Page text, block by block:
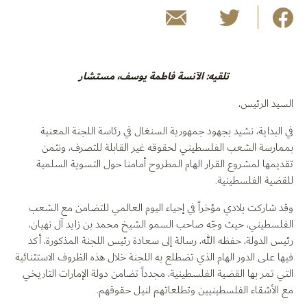
تلقيه: الآنسة فاطمة يوسف، مستشار
السيد الرئيس،
في البداية، نشيد بجهود جمهورية السنغال في رئاسة اللجنة المعنية
بممارسة الشعب الفلسطيني لحقوقه غير القابلة للتصرف، ونثمن
تقديمها لمشروع القرار الهام المطروح أمامنا حول التسوية السلمية
للقضية الفلسطينية.
وقد شاركت بلادي مؤخراً في إحياء اليوم العالمي للتضامن مع الشعب
الفلسطيني، حيث وجّه صاحب السمو الشيخ محمد بن زايد آل نهيان،
رئيس الدولة، حفظه الله، رسالة إلى سعادة رئيس اللجنة المذكورة، أكد
فيها على الدور الهام الذي تضطلع به اللجنة خلال هذه الظروف الاستثنائية
التي تمر بها القضية الفلسطينية، مجدداً تضامن دولة الإمارات التاريخي
مع الأشقاء الفلسطينيين وتطلعاتهم لنيل حقوقهم.